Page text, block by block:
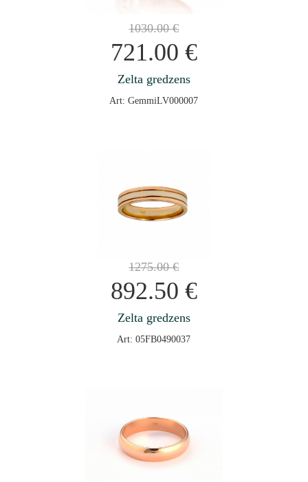
1030.00€
721.00 €
Zelta gredzens
Art: GemmiLV000007
1275.00€
892.50 €
Zelta gredzens
Art: 05FB0490037